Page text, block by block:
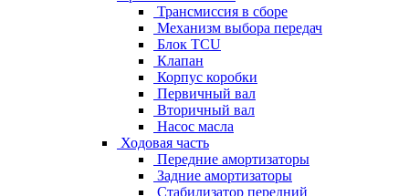
Трансмиссия в сборе
Механизм выбора передач
Блок TCU
Клапан
Корпус коробки
Первичный вал
Вторичный вал
Насос масла
Ходовая часть
Передние амортизаторы
Задние амортизаторы
Стабилизатор передний